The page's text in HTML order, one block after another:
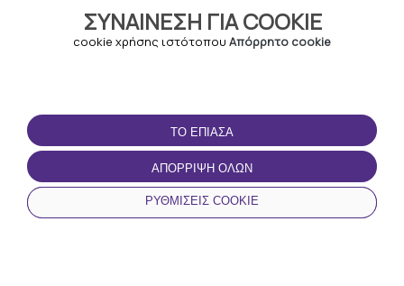
ΣΥΝΑΊΝΕΣΗ ΓΙΑ COOKIE
cookie χρήσης ιστότοπου Απόρρητο cookie
ΤΟ ΈΠΙΑΣΑ
ΑΠΌΡΡΙΨΗ ΌΛΩΝ
ΡΥΘΜΊΣΕΙΣ COOKIE
ΣΧΕΤΙΚΆ ΜΕ ΤΗΝ
Σχετικά με εμάς
Επαφές
0700 70 270
ΣΥΝΕΡΓΑΣΊΕΣ
Συνεργάτες